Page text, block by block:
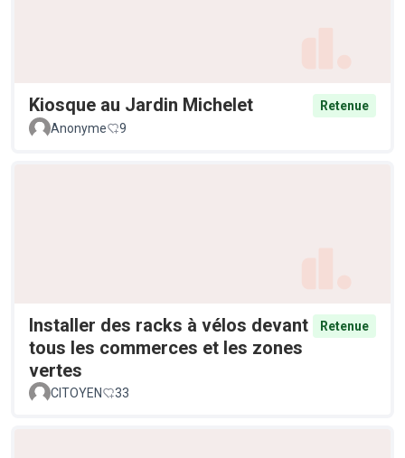
Kiosque au Jardin Michelet
Retenue
Anonyme
9
Installer des racks à vélos devant
tous les commerces et les zones
vertes
Retenue
CITOYEN 33